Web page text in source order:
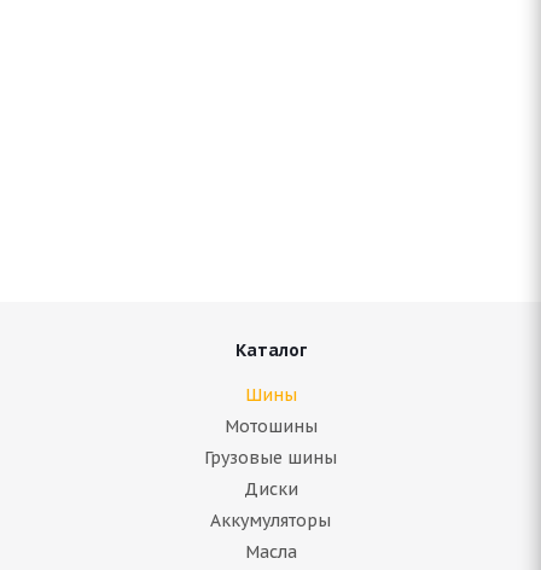
Каталог
Шины
Мотошины
Грузовые шины
Диски
Аккумуляторы
Масла